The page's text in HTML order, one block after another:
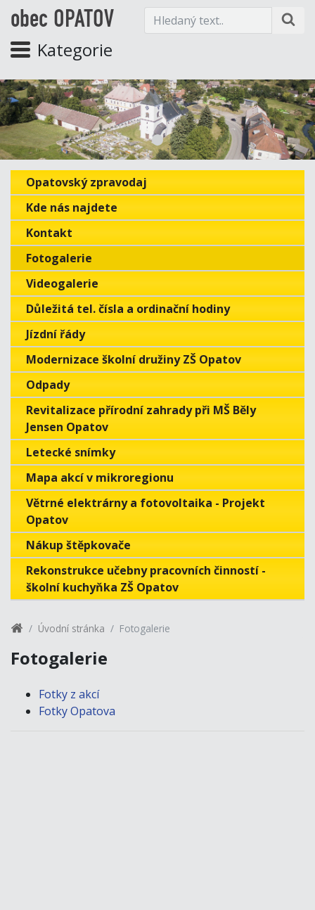
obec OPATOV
Kategorie
Opatovský zpravodaj
Kde nás najdete
Kontakt
Fotogalerie
Videogalerie
Důležitá tel. čísla a ordinační hodiny
Jízdní řády
Modernizace školní družiny ZŠ Opatov
Odpady
Revitalizace přírodní zahrady při MŠ Běly
Jensen Opatov
Letecké snímky
Mapa akcí v mikroregionu
Větrné elektrárny a fotovoltaika - Projekt
Opatov
Nákup štěpkovače
Rekonstrukce učebny pracovních činností -
školní kuchyňka ZŠ Opatov
Úvodní stránka Fotogalerie
Fotogalerie
Fotky z akcí
Fotky Opatova